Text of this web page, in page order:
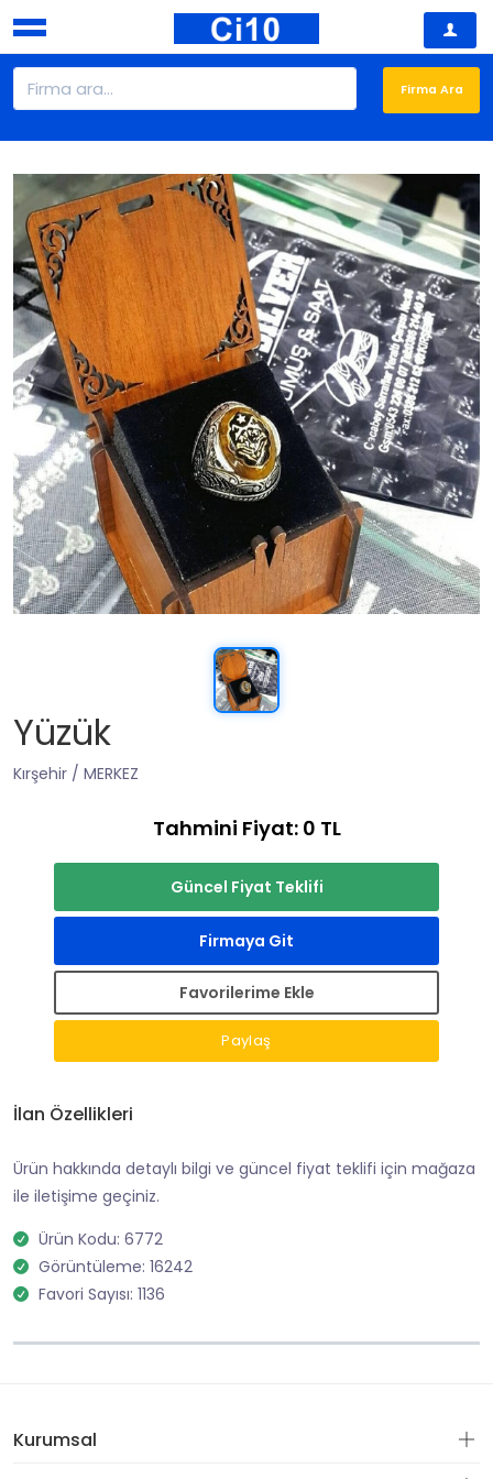
Yüzük
Kırşehir / MERKEZ
Tahmini Fiyat: 0 TL
Güncel Fiyat Teklifi
Firmaya Git
Favorilerime Ekle
Paylaş
İlan Özellikleri
Ürün hakkında detaylı bilgi ve güncel fiyat teklifi için mağaza
ile iletişime geçiniz.
Ürün Kodu: 6772
Görüntüleme: 16242
Favori Sayısı: 1136
Kurumsal